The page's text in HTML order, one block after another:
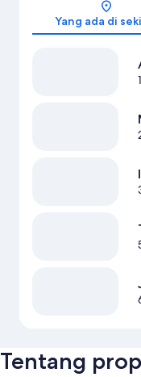
Yang ada di
Tentang